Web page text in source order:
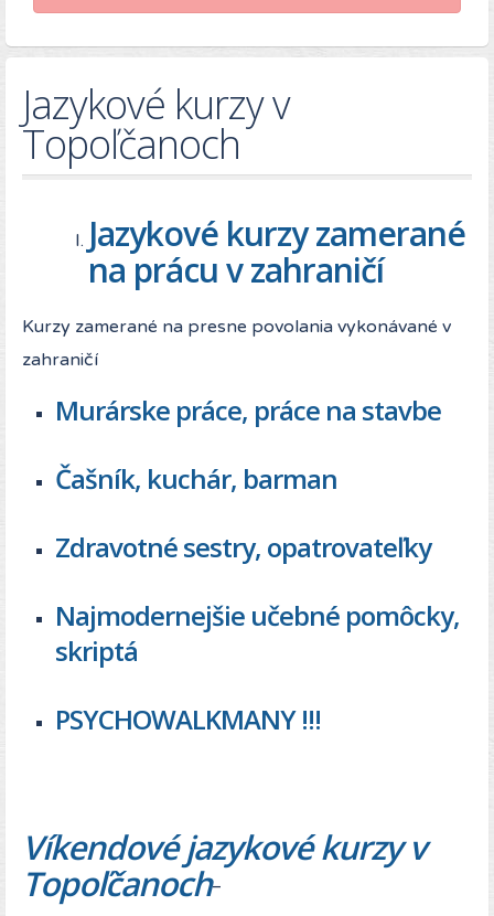
Jazykové kurzy v
Topoľčanoch
Jazykové kurzy zamerané
na prácu v zahraničí
Kurzy zamerané na presne povolania vykonávané v
zahraničí
Murárske práce, práce na stavbe
Čašník, kuchár, barman
Zdravotné sestry, opatrovateľky
Najmodernejšie učebné pomôcky,
skriptá
PSYCHOWALKMANY !!!
Víkendové jazykové kurzy v
Topoľčanoch-